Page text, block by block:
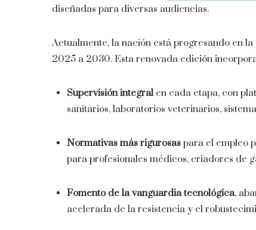
diseñadas para diversas audiencias.
Actualmente, la nación está progresando en
2025 a 2030. Esta renovada edición
Supervisión integralen cada etapa, con
sanitarios, laboratorios veterinarios,
Normativas más rigurosas para el empleo
para profesionales médicos, criadores de
Fomento de la vanguardia tecnológica,
acelerada de la resistencia y el